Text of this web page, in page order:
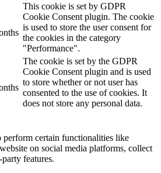
This cookie is set by GDPR
Cookie Consent plugin. The cookie
is used to store the user consent for
the cookies in the category
"Performance".
The cookie is set by the GDPR
Cookie Consent plugin and is used
to store whether or not user has
consented to the use of cookies. It
does not store any personal data.
perform certain functionalities like
on social media platforms, collect
features.